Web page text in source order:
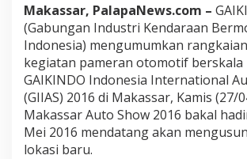
Makassar, PalapaNews.com –
(Gabungan Industri Kendaraan
Indonesia) mengumumkan
kegiatan pameran otomotif
GAIKINDO Indonesia International
(GIIAS) 2016 di Makassar, Kamis (27/
Makassar Auto Show 2016 bakal
Mei 2016 mendatang akan
lokasi baru.